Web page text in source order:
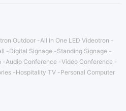
Outdoor
All In One LED Videotron
Digital Signage
Standing Signage
Audio Conference Video Conference
Hospitality TV Personal Computer